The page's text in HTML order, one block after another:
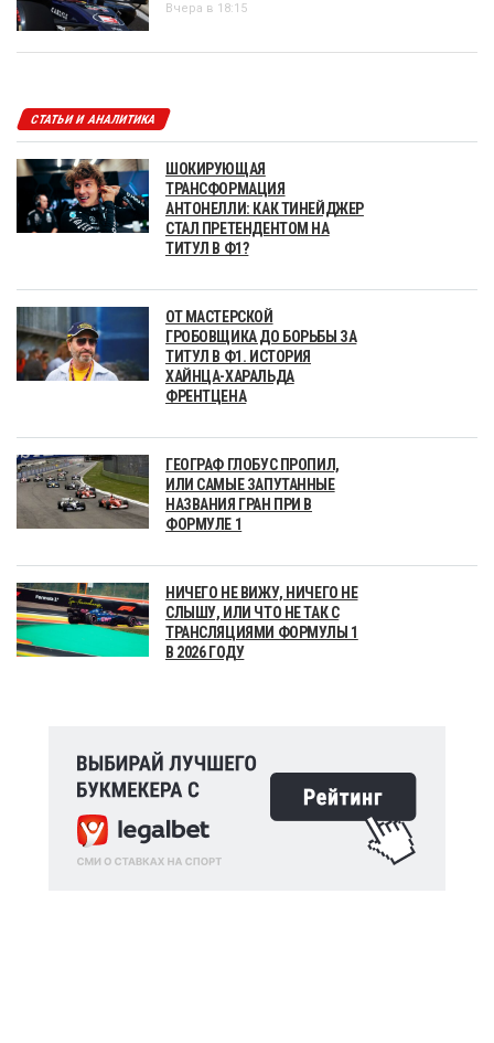
Вчера в 18:15
СТАТЬИ И АНАЛИТИКА
ШОКИРУЮЩАЯ
ТРАНСФОРМАЦИЯ
АНТОНЕЛЛИ: КАК ТИНЕЙДЖЕР
СТАЛ ПРЕТЕНДЕНТОМ НА
ТИТУЛ В Ф1?
ОТ МАСТЕРСКОЙ
ГРОБОВЩИКА ДО БОРЬБЫ ЗА
ТИТУЛ В Ф1. ИСТОРИЯ
ХАЙНЦА-ХАРАЛЬДА
ФРЕНТЦЕНА
ГЕОГРАФ ГЛОБУС ПРОПИЛ,
ИЛИ САМЫЕ ЗАПУТАННЫЕ
НАЗВАНИЯ ГРАН ПРИ В
ФОРМУЛЕ 1
НИЧЕГО НЕ ВИЖУ, НИЧЕГО НЕ
СЛЫШУ, ИЛИ ЧТО НЕ ТАК С
ТРАНСЛЯЦИЯМИ ФОРМУЛЫ 1
В 2026 ГОДУ